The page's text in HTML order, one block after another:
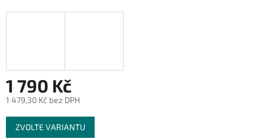
1 790 Kč
1 479,30 Kč bez DPH
Měrná
cena:
ZVOLTE VARIANTU